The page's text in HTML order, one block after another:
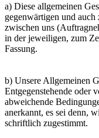
a) Diese allgemeinen
gegenwärtigen und
zwischen uns
in der jeweiligen, zum
Fassung.
b) Unsere Allgemeinen
Entgegenstehende oder
abweichende
anerkannt, es sei denn,
schriftlich zugestimmt.